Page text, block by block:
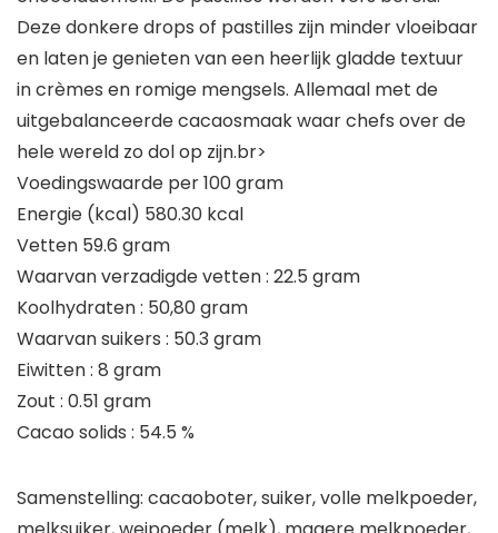
Deze donkere drops of pastilles zijn minder vloeibaar
en laten je genieten van een heerlijk gladde textuur
in crèmes en romige mengsels. Allemaal met de
uitgebalanceerde cacaosmaak waar chefs over de
hele wereld zo dol op zijn.br>
Voedingswaarde per 100 gram
Energie (kcal) 580.30 kcal
Vetten 59.6 gram
Waarvan verzadigde vetten : 22.5 gram
Koolhydraten : 50,80 gram
Waarvan suikers : 50.3 gram
Eiwitten : 8 gram
Zout : 0.51 gram
Cacao solids : 54.5 %
Samenstelling: cacaoboter, suiker, volle melkpoeder,